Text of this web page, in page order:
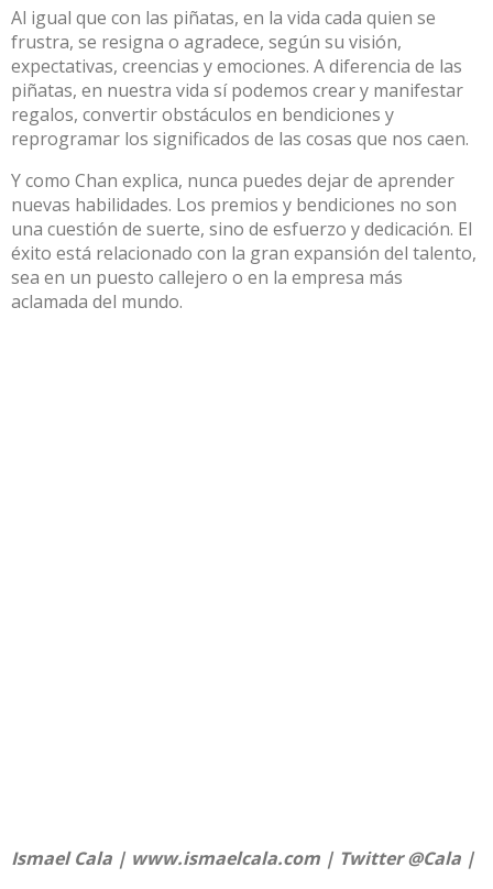
Al igual que con las piñatas, en la vida cada quien se
frustra, se resigna o agradece, según su visión,
expectativas, creencias y emociones. A diferencia de las
piñatas, en nuestra vida sí podemos crear y manifestar
regalos, convertir obstáculos en bendiciones y
reprogramar los significados de las cosas que nos caen.
Y como Chan explica, nunca puedes dejar de aprender
nuevas habilidades. Los premios y bendiciones no son
una cuestión de suerte, sino de esfuerzo y dedicación. El
éxito está relacionado con la gran expansión del talento,
sea en un puesto callejero o en la empresa más
aclamada del mundo.
Ismael Cala | www.ismaelcala.com | Twitter@Cala |